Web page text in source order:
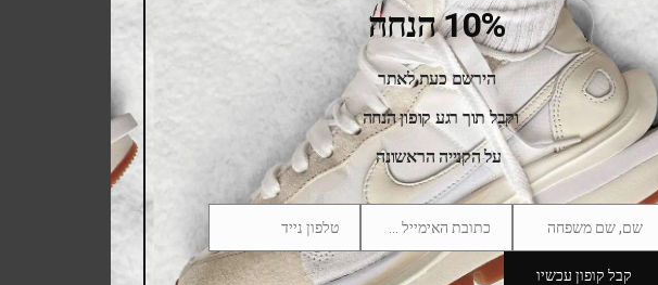
10% הנחה
הירשם כעת לאתר
וקבל תוך רגע קופון הנחה
על הקנייה הראשונה
Name
שם, שם משפחה Email
Phone
Number
טלפון נייד
קבל קופון עכשיו